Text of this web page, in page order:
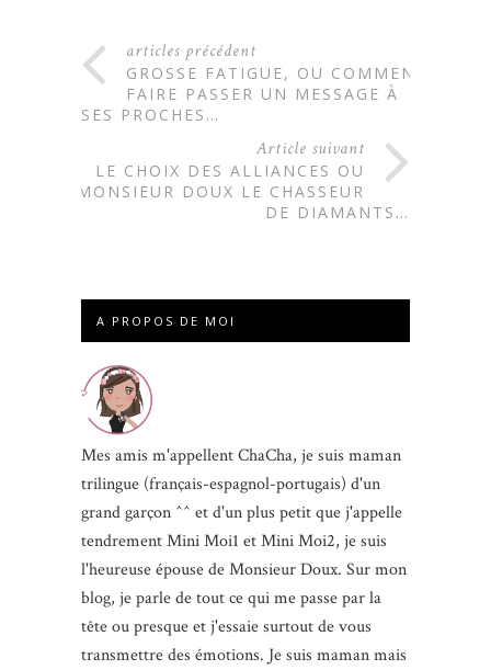
articles précédent
GROSSE FATIGUE, OU COMMENT
FAIRE PASSER UN MESSAGE À
SES PROCHES…
Article suivant
LE CHOIX DES ALLIANCES OU
MONSIEUR DOUX LE CHASSEUR
DE DIAMANTS…
A PROPOS DE MOI
Mes amis m'appellent ChaCha, je suis maman
trilingue (français-espagnol-portugais) d'un
grand garçon ^^ et d'un plus petit que j'appelle
tendrement Mini Moi1 et Mini Moi2, je suis
l'heureuse épouse de Monsieur Doux. Sur mon
blog, je parle de tout ce qui me passe par la
tête ou presque et j'essaie surtout de vous
transmettre des émotions. Je suis maman mais